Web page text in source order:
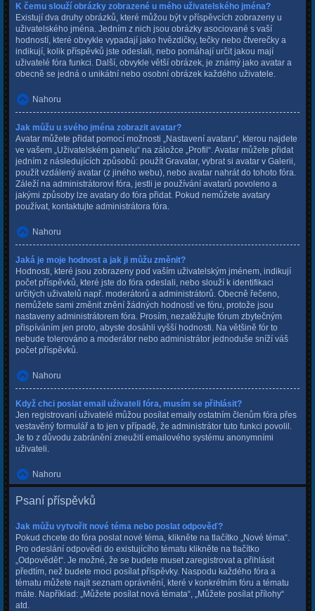
K čemu slouží obrázky zobrazené u mého uživatelského jména?
Existují dva druhy obrázků, které můžou být v příspěvcích zobrazeny u
uživatelského jména. Jedním z nich jsou obrázky asociované s vaší
hodností, které obvykle vypadají jako hvězdičky, tečky nebo čtverečky a
indikují, kolik příspěvků jste odeslali, nebo pomáhají určit jakou mají
uživatelé fóra funkci. Další, obvykle větší obrázek, je známý jako avatar a
obecně se jedná o unikátní nebo osobní obrázek každého uživatele.
Nahoru
Jak můžu u svého jména zobrazit avatar?
Avatar můžete přidat pomocí možnosti „Nastavení avataru“, kterou najdete
ve vašem „Uživatelském panelu“ na záložce „Profil“. Avatar můžete přidat
jedním z následujících způsobů: použít Gravatar, vybrat si avatar v Galerii,
použít vzdálený avatar (z jiného webu), nebo avatar nahrát do tohoto fóra.
Záleží na administrátorovi fóra, jestli je používání avatarů povoleno a
jakými způsoby lze avatary do fóra přidat. Pokud nemůžete avatary
používat, kontaktujte administrátora fóra.
Nahoru
Jaká je moje hodnost a jak ji můžu změnit?
Hodnosti, které jsou zobrazeny pod vaším uživatelským jménem, indikují
počet příspěvků, které jste do fóra odeslali, nebo slouží k identifikaci
určitých uživatelů např. moderátorů a administrátorů. Obecně řečeno,
nemůžete sami změnit znění žádných hodností ve fóru, protože jsou
nastaveny administrátorem fóra. Prosím, nezatěžujte fórum zbytečným
přispíváním jen proto, abyste dosáhli vyšší hodnosti. Na většině fór to
nebude tolerováno a moderátor nebo administrátor jednoduše sníží váš
počet příspěvků.
Nahoru
Když chci poslat email uživateli fóra, musím se přihlásit?
Jen registrovaní uživatelé můžou posílat emaily ostatním členům fóra přes
vestavěný formulář a to jen v případě, že administrátor tuto funkci povolil.
Je to z důvodu zabránění zneužití emailového systému anonymními
uživateli.
Nahoru
Psaní příspěvků
Jak můžu vytvořit nové téma nebo poslat odpověď?
Pokud chcete do fóra poslat nové téma, klikněte na tlačítko „Nové téma“.
Pro odeslání odpovědi do existujícího tématu klikněte na tlačítko
„Odpovědět“. Je možné, že se budete muset zaregistrovat a přihlásit
předtím, než budete moci posílat příspěvky. Naspodu každého fóra a
tématu můžete najít seznam oprávnění, které v konkrétním fóru a tématu
máte. Například: „Můžete posílat nová témata“, „Můžete posílat přílohy“
atd.